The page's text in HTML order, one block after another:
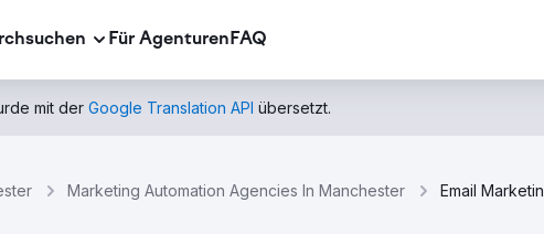
Für Agenturen FAQ
mit der Google Translation API übersetzt.
Marketing Automation Agencies In Manchester